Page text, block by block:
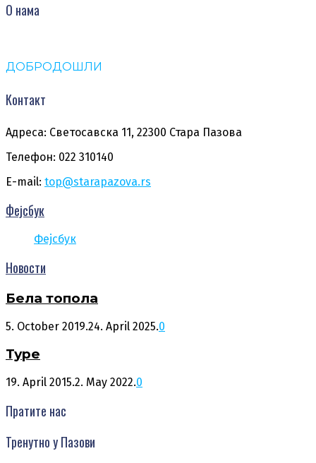
О нама
ДОБРОДОШЛИ
Контакт
Адреса: Светосавска 11, 22300 Стара Пазова
Телефон: 022 310140
E-mail: top@starapazova.rs
Фејсбук
Фејсбук
Новости
Бела топола
5. October 2019.24. April 2025.0
Туре
19. April 2015.2. May 2022.0
Пратите нас
Тренутно у Пазови